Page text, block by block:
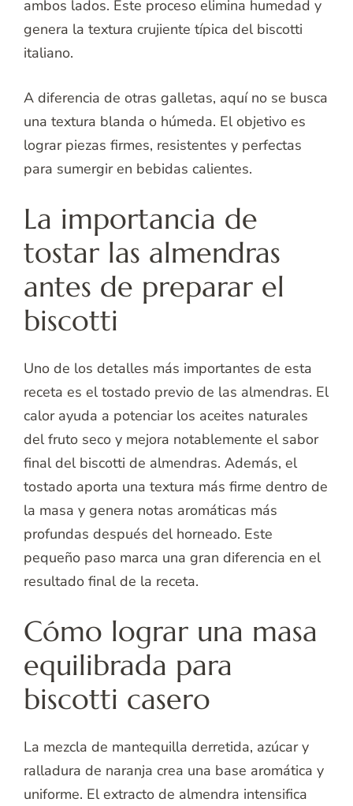
ambos lados. Este proceso elimina humedad y
genera la textura crujiente típica del biscotti
italiano.
A diferencia de otras galletas, aquí no se busca
una textura blanda o húmeda. El objetivo es
lograr piezas firmes, resistentes y perfectas
para sumergir en bebidas calientes.
La importancia de
tostar las almendras
antes de preparar el
biscotti
Uno de los detalles más importantes de esta
receta es el tostado previo de las almendras. El
calor ayuda a potenciar los aceites naturales
del fruto seco y mejora notablemente el sabor
final del biscotti de almendras. Además, el
tostado aporta una textura más firme dentro de
la masa y genera notas aromáticas más
profundas después del horneado. Este
pequeño paso marca una gran diferencia en el
resultado final de la receta.
Cómo lograr una masa
equilibrada para
biscotti casero
La mezcla de mantequilla derretida, azúcar y
ralladura de naranja crea una base aromática y
uniforme. El extracto de almendra intensifica